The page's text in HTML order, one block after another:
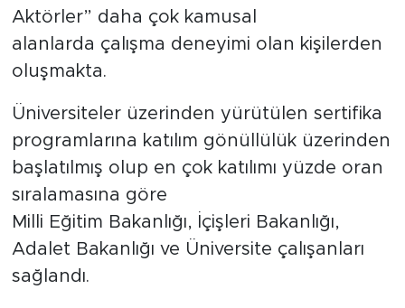
Aktörler” daha çok kamusal
alanlarda çalışma deneyimi olan kişilerden
oluşmakta.
Üniversiteler üzerinden yürütülen sertifika
programlarına katılım gönüllülük üzerinden
başlatılmış olup en çok katılımı yüzde oran
sıralamasına göre
Milli Eğitim Bakanlığı, İçişleri Bakanlığı,
Adalet Bakanlığı ve Üniversite çalışanları
sağlandı.